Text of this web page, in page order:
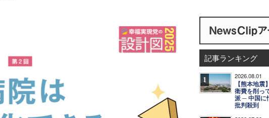
記事ランキング
1 2026.08.01
【熊本地
衛費を削っ
派 ─ 中国に
批判殺到